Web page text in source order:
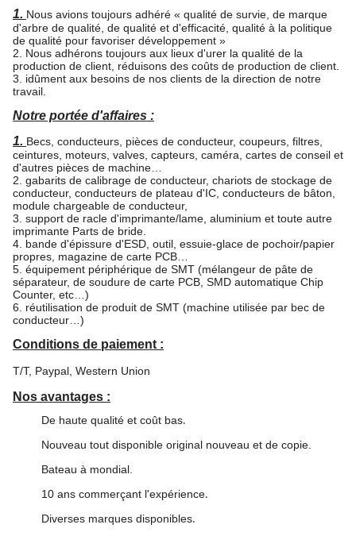
1. Nous avions toujours adhéré « qualité de survie, de marque
d'arbre de qualité, de qualité et d'efficacité, qualité à la politique
de qualité pour favoriser développement »
2. Nous adhérons toujours aux lieux d'urer la qualité de la
production de client, réduisons des coûts de production de client.
3. idûment aux besoins de nos clients de la direction de notre
travail.
Notre portée d'affaires :
1. Becs, conducteurs, pièces de conducteur, coupeurs, filtres,
ceintures, moteurs, valves, capteurs, caméra, cartes de conseil et
d'autres pièces de machine…
2. gabarits de calibrage de conducteur, chariots de stockage de
conducteur, conducteurs de plateau d'IC, conducteurs de bâton,
module chargeable de conducteur,
3. support de racle d'imprimante/lame, aluminium et toute autre
imprimante Parts de bride.
4. bande d'épissure d'ESD, outil, essuie-glace de pochoir/papier
propres, magazine de carte PCB…
5. équipement périphérique de SMT (mélangeur de pâte de
séparateur, de soudure de carte PCB, SMD automatique Chip
Counter, etc…)
6. réutilisation de produit de SMT (machine utilisée par bec de
conducteur…)
Conditions de paiement :
T/T, Paypal, Western Union
Nos avantages :
De haute qualité et coût bas.
Nouveau tout disponible original nouveau et de copie.
Bateau à mondial.
10 ans commerçant l'expérience.
Diverses marques disponibles.